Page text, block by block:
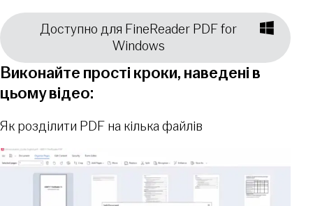
Доступно для FineReader PDF for
Windows
Виконайте прості кроки, наведені в
цьому відео:
Як розділити PDF на кілька файлів
Відтворити відео